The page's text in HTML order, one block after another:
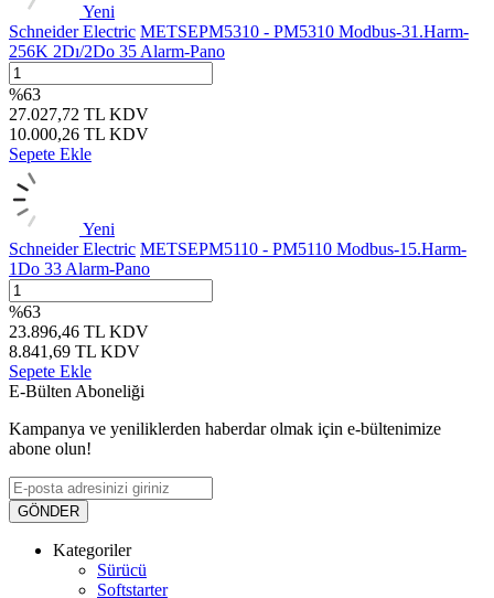
Yeni
Schneider Electric METSEPM5310 - PM5310 Modbus-31.Harm-
256K 2Dı/2Do 35 Alarm-Pano
%63
27.027,72 TL KDV
10.000,26 TL KDV
Sepete Ekle
Yeni
Schneider Electric METSEPM5110 - PM5110 Modbus-15.Harm-
1Do 33 Alarm-Pano
%63
23.896,46 TL KDV
8.841,69 TL KDV
Sepete Ekle
E-Bülten Aboneliği
Kampanya ve yeniliklerden haberdar olmak için e-bültenimize
abone olun!
GÖNDER
Kategoriler
Sürücü
Softstarter